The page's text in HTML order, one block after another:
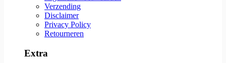
Verzending
Disclaimer
Privacy Policy
Retourneren
Extra